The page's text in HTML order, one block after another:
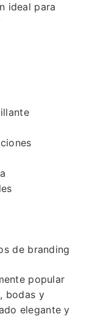
ideal para
de branding
popular
bodas y
elegante y